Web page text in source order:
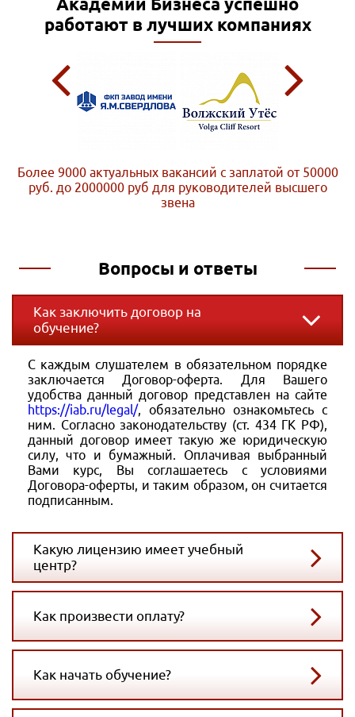
работают в лучших компаниях
Более 9000 актуальных вакансий с заплатой от 50000
руб. до 2000000 руб для руководителей высшего
звена
Вопросы и ответы
Как заключить договор на
обучение?
С каждым слушателем в обязательном порядке
заключается Договор-оферта. Для Вашего
удобства данный договор представлен на сайте
https://iab.ru/legal/, обязательно ознакомьтесь с
ним. Согласно законодательству (ст. 434 ГК РФ),
данный договор имеет такую же юридическую
силу, что и бумажный. Оплачивая выбранный
Вами курс, Вы соглашаетесь с условиями
Договора-оферты, и таким образом, он считается
подписанным.
Какую лицензию имеет учебный
центр?
Как произвести оплату?
Как начать обучение?